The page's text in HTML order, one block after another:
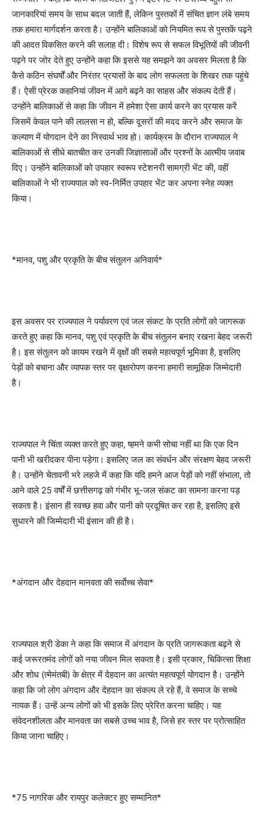
जानकारियां समय के साथ बदल जाती हैं, लेकिन पुस्तकों में संचित ज्ञान लंबे समय
तक हमारा मार्गदर्शन करता है। उन्होंने बालिकाओं को नियमित रूप से पुस्तकें पढ़ने
की आदत विकसित करने की सलाह दी। विशेष रूप से सफल विभूतियों की जीवनी
पढ़ने पर जोर देते हुए उन्होंने कहा कि इससे यह समझने का अवसर मिलता है कि
कैसे कठिन संघर्षों और निरंतर प्रयासों के बाद लोग सफलता के शिखर तक पहुंचे
हैं। ऐसी प्रेरक कहानियां जीवन में आगे बढ़ने का साहस और संकल्प देती हैं।
उन्होंने बालिकाओं से कहा कि जीवन में हमेशा ऐसा कार्य करने का प्रयास करें
जिसमें केवल पाने की लालसा न हो, बल्कि दूसरों की मदद करने और समाज के
कल्याण में योगदान देने का निस्वार्थ भाव हो। कार्यक्रम के दौरान राज्यपाल ने
बालिकाओं से सीधे बातचीत कर उनकी जिज्ञासाओं और प्रश्नों के आत्मीय जवाब
दिए। उन्होंने बालिकाओं को उपहार स्वरूप स्टेशनरी सामग्री भेंट की, वहीं
बालिकाओं ने भी राज्यपाल को स्व-निर्मित उपहार भेंट कर अपना स्नेह व्यक्त
किया।
*मानव, पशु और प्रकृति के बीच संतुलन अनिवार्य*
इस अवसर पर राज्यपाल ने पर्यावरण एवं जल संकट के प्रति लोगों को जागरूक
करते हुए कहा कि मानव, पशु एवं प्रकृति के बीच संतुलन बनाए रखना बेहद जरूरी
है। इस संतुलन को कायम रखने में वृक्षों की सबसे महत्वपूर्ण भूमिका है, इसलिए
पेड़ों को बचाना और व्यापक स्तर पर वृक्षारोपण करना हमारी सामूहिक जिम्मेदारी
है।
राज्यपाल ने चिंता व्यक्त करते हुए कहा, ष्हमने कभी सोचा नहीं था कि एक दिन
पानी भी खरीदकर पीना पड़ेगा। इसलिए जल का संवर्धन और संरक्षण बेहद जरूरी
है। उन्होंने चेतावनी भरे लहजे में कहा कि यदि हमने आज पेड़ों को नहीं संभाला, तो
आने वाले 25 वर्षों में छत्तीसगढ़ को गंभीर भू-जल संकट का सामना करना पड़
सकता है। इंसान ही स्वच्छ हवा और पानी को प्रदूषित कर रहा है, इसलिए इसे
सुधारने की जिम्मेदारी भी इंसान की ही है।
*अंगदान और देहदान मानवता की सर्वाेच्च सेवा*
राज्यपाल श्री डेका ने कहा कि समाज में अंगदान के प्रति जागरूकता बढ़ने से
कई जरूरतमंद लोगों को नया जीवन मिल सकता है। इसी प्रकार, चिकित्सा शिक्षा
और शोध (त्मेमंतबी) के क्षेत्र में देहदान का अत्यंत महत्वपूर्ण योगदान है। उन्होंने
कहा कि जो लोग अंगदान और देहदान का संकल्प ले रहे हैं, वे समाज के सच्चे
नायक हैं। उन्हें अन्य लोगों को भी इसके लिए प्रेरित करना चाहिए। यह
संवेदनशीलता और मानवता का सबसे उच्च भाव है, जिसे हर स्तर पर प्रोत्साहित
किया जाना चाहिए।
*75 नागरिक और रायपुर कलेक्टर हुए सम्मानित*